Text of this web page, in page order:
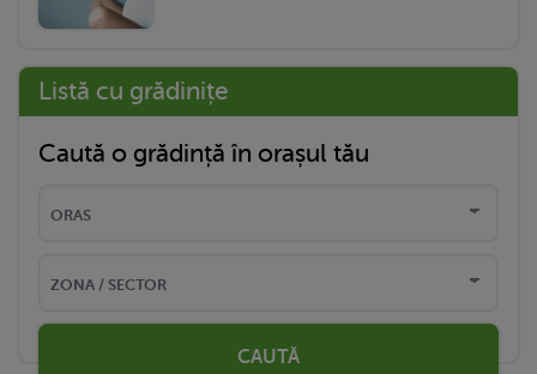
Listă cu grădinițe
Caută o grădință în orașul tău
CAUTĂ